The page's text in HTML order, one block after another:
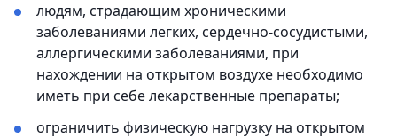
людям, страдающим хроническими
заболеваниями легких, сердечно-сосудистыми,
аллергическими заболеваниями, при
нахождении на открытом воздухе необходимо
иметь при себе лекарственные препараты;
ограничить физическую нагрузку на открытом